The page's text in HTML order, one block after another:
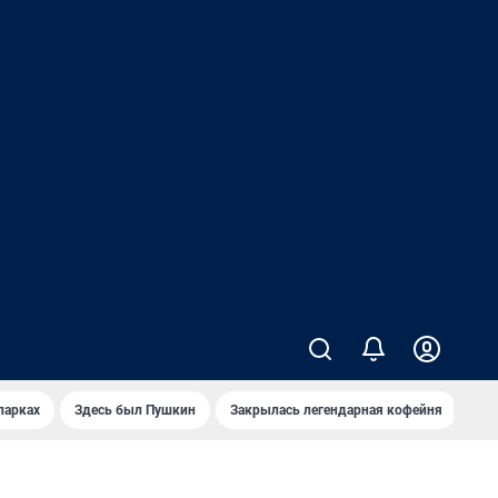
Здесь был Пушкин Закрылась легендарная кофейня